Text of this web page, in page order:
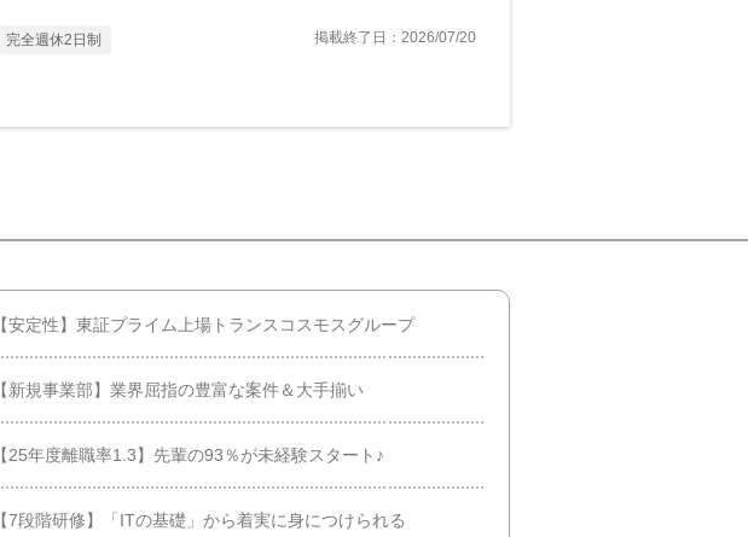
完全週休2日制 掲載終了日：2026/07/20
【安定性】東証プライム上場トランスコスモスグループ
【新規事業部】業界屈指の豊富な案件＆大手揃い
【25年度離職率1.3】先輩の93％が未経験スタート♪
【7段階研修】「ITの基礎」から着実に身につけられる